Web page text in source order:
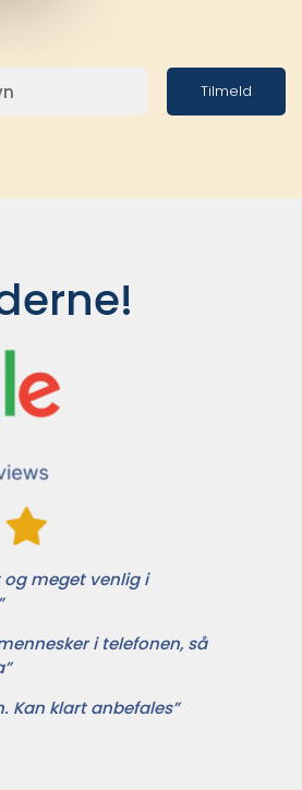
Tilmeld
og meget venlig i
i telefonen, så
Kan klart anbefales”